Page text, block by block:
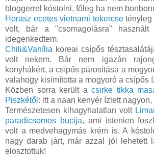
bloggerrel kóstolni, főleg ha nem
Horasz ecetes vietnami tekercsetényleg
volt, bár a "csomagolásra" használt
idegenkedtem.
Chili&Vanília koreai csípős
volt nekem. Bár nem igazán
konyhákért, a csípős párosítása a
valahogy kisimította a mogyoró a csípős
Közben sorra került a csirke tikka
Piszkétől : itt a naan kenyér ízlett
Természetesen kihagyhatatlan volt
paradicsomos bucija, ami istenien
volt a medvehagymás krém is. A
nagy darab járt, már azzal jól lehetett
elosztottuk!